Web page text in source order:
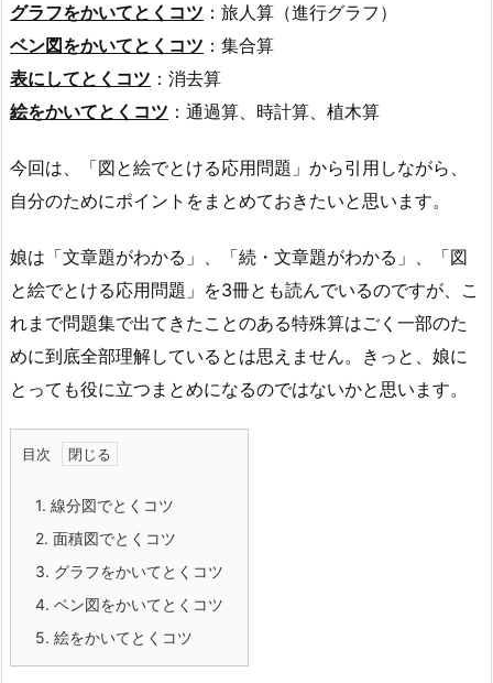
グラフをかいてとくコツ ：旅人算（進行グラフ）
ベン図をかいてとくコツ ：集合算
表にしてとくコツ ：消去算
絵をかいてとくコツ ：通過算、時計算、植木算
今回は、「図と絵でとける応用問題」から引用しながら、
自分のためにポイントをまとめておきたいと思います。
娘は「文章題がわかる」、「続・文章題がわかる」、「図
と絵でとける応用問題」を3冊とも読んでいるのですが、こ
れまで問題集で出てきたことのある特殊算はごく一部のた
めに到底全部理解しているとは思えません。きっと、娘に
とっても役に立つまとめになるのではないかと思います。
目次
1. 線分図でとくコツ
2. 面積図でとくコツ
3. グラフをかいてとくコツ
4. ベン図をかいてとくコツ
5. 絵をかいてとくコツ